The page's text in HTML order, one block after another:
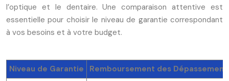
l’optique et le dentaire. Une comparaison attentive est
essentielle pour choisir le niveau de garantie correspondant
à vos besoins et à votre budget.
Niveau de Garantie Remboursement des